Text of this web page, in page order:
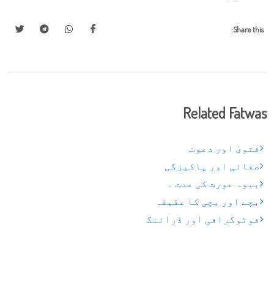
Share this:
Related Fatwas
فتویٰ اور دعوت
صفائی اور پاکیزگی
بیوہ عورت کی عدت ۔
بچے اور بچی کا عقیقہ
فوٹوگرافی اور ڈرائنگ